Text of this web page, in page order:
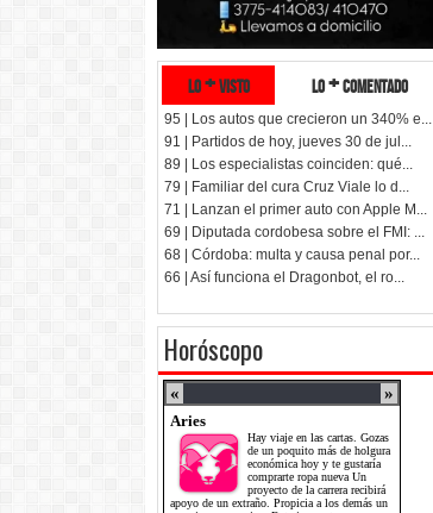
lo + visto lo + comentado
95 | Los autos que crecieron un 340% e...
91 | Partidos de hoy, jueves 30 de jul...
89 | Los especialistas coinciden: qué...
79 | Familiar del cura Cruz Viale lo d...
71 | Lanzan el primer auto con Apple M...
69 | Diputada cordobesa sobre el FMI: ...
68 | Córdoba: multa y causa penal por...
66 | Así funciona el Dragonbot, el ro...
Horóscopo